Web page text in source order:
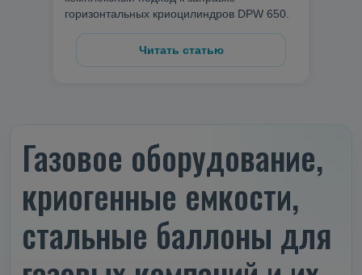
горизонтальных криоцилиндров DPW 650.
Читать статью
Газовое оборудование,
криогенные емкости,
стальные баллоны для